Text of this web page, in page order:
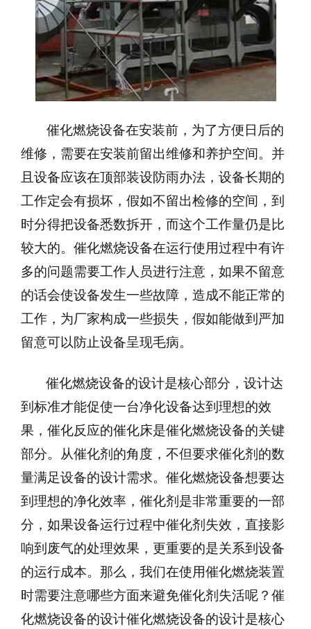
催化燃烧设备在安装前，为了方便日后的
维修，需要在安装前留出维修和养护空间。并
且设备应该在顶部装设防雨办法，设备长期的
工作定会有损坏，假如不留出检修的空间，到
时分得把设备悉数拆开，而这个工作量仍是比
较大的。催化燃烧设备在运行使用过程中有许
多的问题需要工作人员进行注意，如果不留意
的话会使设备发生一些故障，造成不能正常的
工作，为厂家构成一些损失，假如能做到严加
留意可以防止设备呈现毛病。
催化燃烧设备的设计是核心部分，设计达
到标准才能促使一台净化设备达到理想的效
果，催化反应的催化床是催化燃烧设备的关键
部分。从催化剂的角度，不但要求催化剂的数
量满足设备的设计需求。催化燃烧设备想要达
到理想的净化效率，催化剂是非常重要的一部
分，如果设备运行过程中催化剂失效，直接影
响到废气的处理效果，更重要的是关系到设备
的运行成本。那么，我们在使用催化燃烧装置
时需要注意哪些方面来避免催化剂失活呢？催
化燃烧设备的设计催化燃烧设备的设计是核心